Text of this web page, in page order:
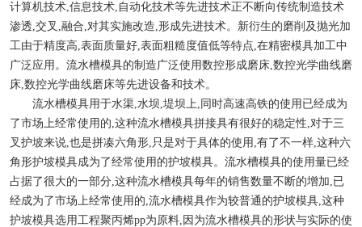
计算机技术,信息技术,自动化技术等先进技术正不断向传统制造技术
渗透,交叉,融合,对其实施改造,形成先进技术。新衍生的磨削及抛光加
工由于精度高,表面质量好,表面粗糙度值低等特点,在精密模具加工中
广泛应用。流水槽模具的制造广泛使用数控形成磨床,数控光学曲线磨
床,数控光学曲线磨床等先进设备和技术。
流水槽模具用于水渠,水坝,堤坝上,同时高速高铁的使用已经成为
了市场上经常使用的,这种流水槽模具拼接具有很好的稳定性,对于三
叉护坡来说,也是拼凑六角形,只是对于具体的使用,有了不一样,这种六
角形护坡模具成为了经常使用的护坡模具。流水槽模具的使用量已经
占据了很大的一部分,这种流水槽模具每年的销售数量不断的增加,已
经成为了市场上经常使用的,流水槽模具作为较普通的护坡模具,这种
护坡模具选用工程聚丙烯pp为原料,因为流水槽模具的形状与实际的使
路缘石模具
排水槽模具
生态框模具
预制块模具
遮板模具